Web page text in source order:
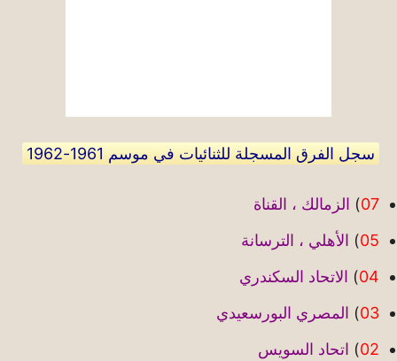
سجل الفرق المسجلة للثنائيات في موسم 1961-1962
07
) الزمالك ، القناة
05
) الأهلي ، الترسانة
04
) الاتحاد السكندري
03
) المصري البورسعيدي
02
) اتحاد السويس